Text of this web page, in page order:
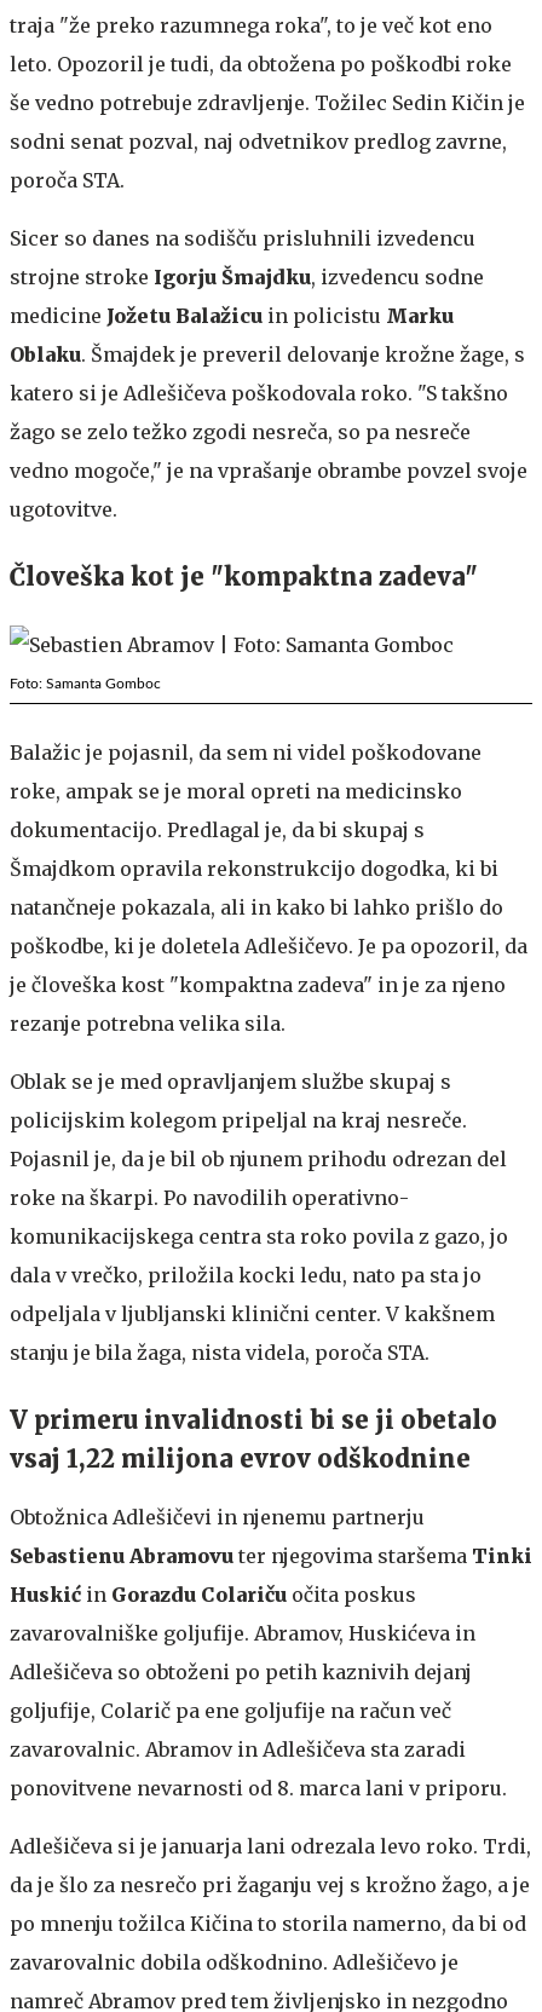
traja "že preko razumnega roka", to je več kot eno
leto. Opozoril je tudi, da obtožena po poškodbi roke
še vedno potrebuje zdravljenje. Tožilec Sedin Kičin je
sodni senat pozval, naj odvetnikov predlog zavrne,
poroča STA.
Sicer so danes na sodišču prisluhnili izvedencu
strojne stroke Igorju Šmajdku, izvedencu sodne
medicine Jožetu Balažicu in policistu Marku
Oblaku. Šmajdek je preveril delovanje krožne žage, s
katero si je Adlešičeva poškodovala roko. "S takšno
žago se zelo težko zgodi nesreča, so pa nesreče
vedno mogoče," je na vprašanje obrambe povzel svoje
ugotovitve.
Človeška kot je "kompaktna zadeva"
Foto: Samanta Gomboc
Balažic je pojasnil, da sem ni videl poškodovane
roke, ampak se je moral opreti na medicinsko
dokumentacijo. Predlagal je, da bi skupaj s
Šmajdkom opravila rekonstrukcijo dogodka, ki bi
natančneje pokazala, ali in kako bi lahko prišlo do
poškodbe, ki je doletela Adlešičevo. Je pa opozoril, da
je človeška kost "kompaktna zadeva" in je za njeno
rezanje potrebna velika sila.
Oblak se je med opravljanjem službe skupaj s
policijskim kolegom pripeljal na kraj nesreče.
Pojasnil je, da je bil ob njunem prihodu odrezan del
roke na škarpi. Po navodilih operativno-
komunikacijskega centra sta roko povila z gazo, jo
dala v vrečko, priložila kocki ledu, nato pa sta jo
odpeljala v ljubljanski klinični center. V kakšnem
stanju je bila žaga, nista videla, poroča STA.
V primeru invalidnosti bi se ji obetalo
vsaj 1,22 milijona evrov odškodnine
Obtožnica Adlešičevi in njenemu partnerju
Sebastienu Abramovu ter njegovima staršema Tinki
Huskić in Gorazdu Colariču očita poskus
zavarovalniške goljufije. Abramov, Huskićeva in
Adlešičeva so obtoženi po petih kaznivih dejanj
goljufije, Colarič pa ene goljufije na račun več
zavarovalnic. Abramov in Adlešičeva sta zaradi
ponovitvene nevarnosti od 8. marca lani v priporu.
Adlešičeva si je januarja lani odrezala levo roko. Trdi,
da je šlo za nesrečo pri žaganju vej s krožno žago, a je
po mnenju tožilca Kičina to storila namerno, da bi od
zavarovalnic dobila odškodnino. Adlešičevo je
namreč Abramov pred tem življenjsko in nezgodno